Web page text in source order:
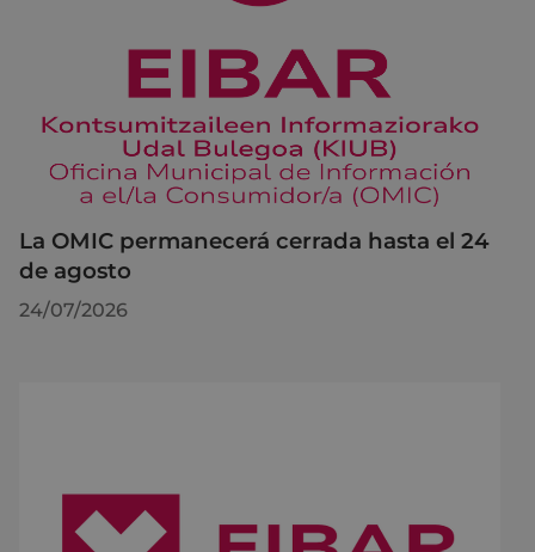
La OMIC permanecerá cerrada hasta el 24
de agosto
24/07/2026